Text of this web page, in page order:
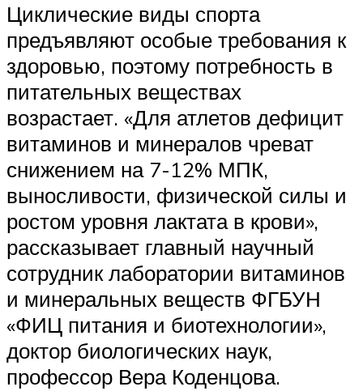
Циклические виды спорта
предъявляют особые требования к
здоровью, поэтому потребность в
питательных веществах
возрастает. «Для атлетов дефицит
витаминов и минералов чреват
снижением на 7-12% МПК,
выносливости, физической силы и
ростом уровня лактата в крови»,
рассказывает главный научный
сотрудник лаборатории витаминов
и минеральных веществ ФГБУН
«ФИЦ питания и биотехнологии»,
доктор биологических наук,
профессор Вера Коденцова.